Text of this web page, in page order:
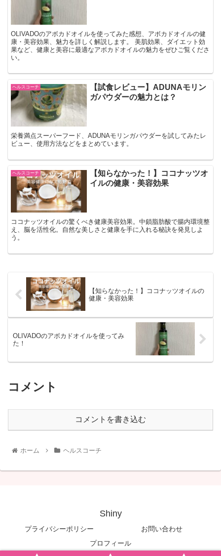
OLIVADOのアボカドオイルを使ってみた感想、アボカドオイルの健
康・美容効果、魅力を詳しく解説します。 美肌効果、ダイエット効
果など、健康と美容に最適なアボカドオイルの魅力をぜひご覧くださ
い。
ヘルスコーチ
【試食レビュー】ADUNAモリン
ガパウダーの魅力とは？
栄養満点スーパーフード、ADUNAモリンガパウダーを試してみたレ
ビュー、使用方法などをまとめています。
ヘルスコーチ
【知らなかった！】ココナッツオ
イルの健康・美容効果
ココナッツオイルの驚くべき健康美容効果。中鎖脂肪酸で腸内環境整
え、脳を活性化。自然な美しさと健康を手に入れる秘訣を発見しよ
う。
【知らなかった！】ココナッツオイルの
健康・美容効果
OLIVADOのアボカドオイルを使ってみ
た！
コメント
コメントを書き込む
ホーム ヘルスコーチ
Shiny
プライバシーポリシー
お問い合わせ
プロフィール